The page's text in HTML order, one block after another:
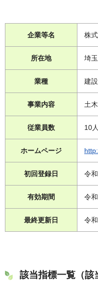
企業等名 株
所在地 埼
業種 建
事業内容 土
従業員数 10
ホームページ
初回登録日 令
有効期間 令
最終更新日 令
該当指標一覧（該